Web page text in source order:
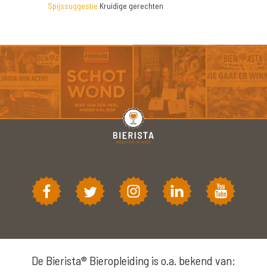
Spijssuggestie Kruidige gerechten
De Bierista® Bieropleiding is o.a. bekend van: